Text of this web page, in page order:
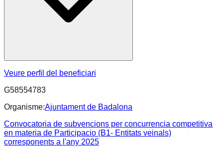
Veure perfil del beneficiari
G58554783
Organisme:Ajuntament de Badalona
Convocatoria de subvencions per concurrencia competitiva
en materia de Participacio (B1- Entitats veinals)
corresponents a l'any 2025